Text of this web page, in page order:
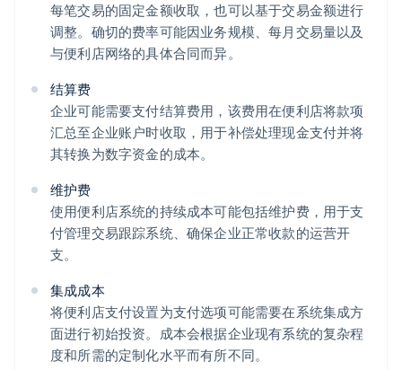
每笔交易的固定金额收取，也可以基于交易金额进行
调整。确切的费率可能因业务规模、每月交易量以及
与便利店网络的具体合同而异。
结算费
企业可能需要支付结算费用，该费用在便利店将款项
汇总至企业账户时收取，用于补偿处理现金支付并将
其转换为数字资金的成本。
维护费
使用便利店系统的持续成本可能包括维护费，用于支
付管理交易跟踪系统、确保企业正常收款的运营开
支。
集成成本
将便利店支付设置为支付选项可能需要在系统集成方
面进行初始投资。成本会根据企业现有系统的复杂程
度和所需的定制化水平而有所不同。